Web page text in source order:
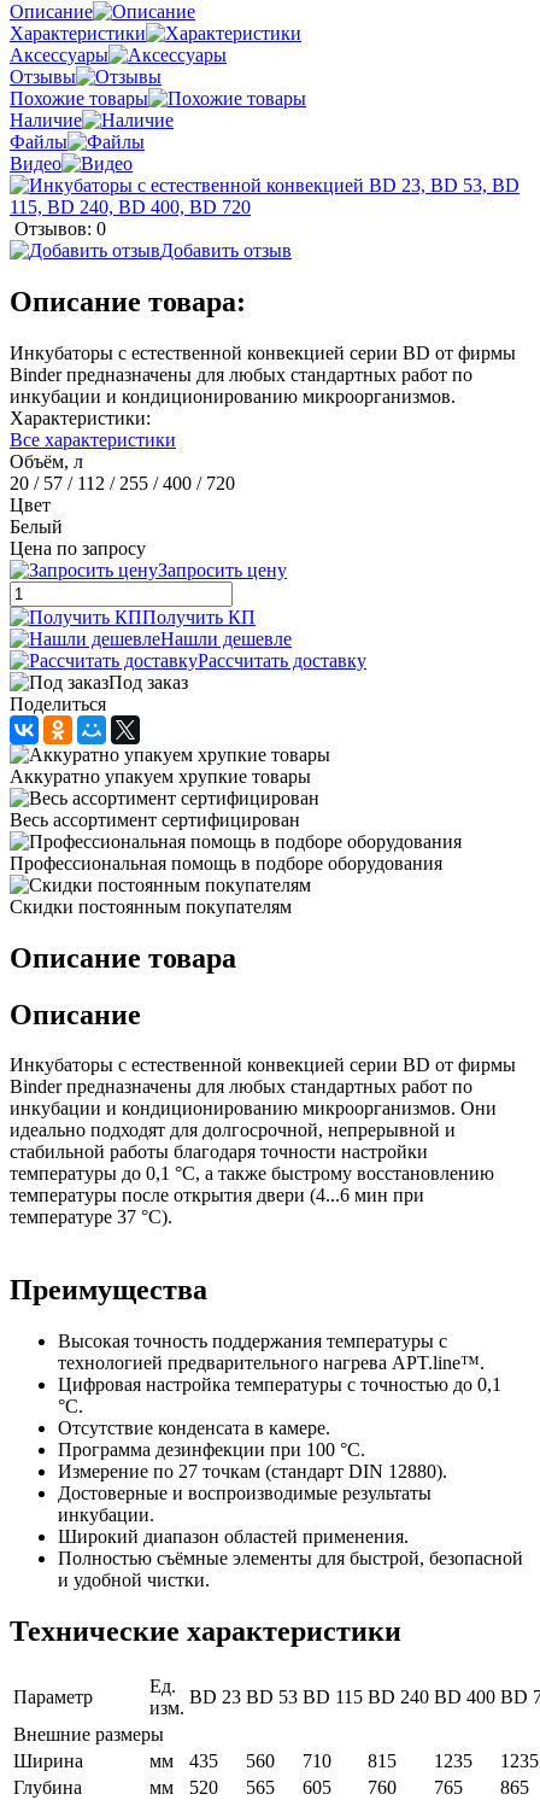
Описание
Характеристики
Аксессуары
Отзывы
Похожие товары
Наличие
Файлы
Видео
Отзывов: 0
Добавить отзыв
Описание товара:
Инкубаторы с естественной конвекцией серии BD от фирмы
Binder предназначены для любых стандартных работ по
инкубации и кондиционированию микроорганизмов.
Характеристики:
Все характеристики
Объём, л
20 / 57 / 112 / 255 / 400 / 720
Цвет
Белый
Цена по запросу
Запросить цену
Получить КП
Нашли дешевле
Рассчитать доставку
Под заказ
Поделиться
Аккуратно упакуем хрупкие товары
Весь ассортимент сертифицирован
Профессиональная помощь в подборе оборудования
Скидки постоянным покупателям
Описание товара
Описание
Инкубаторы с естественной конвекцией серии BD от фирмы
Binder предназначены для любых стандартных работ по
инкубации и кондиционированию микроорганизмов. Они
идеально подходят для долгосрочной, непрерывной и
стабильной работы благодаря точности настройки
температуры до 0,1 °C, а также быстрому восстановлению
температуры после открытия двери (4...6 мин при
температуре 37 °C).
Преимущества
Высокая точность поддержания температуры с
технологией предварительного нагрева APT.line™.
Цифровая настройка температуры с точностью до 0,1
°C.
Отсутствие конденсата в камере.
Программа дезинфекции при 100 °C.
Измерение по 27 точкам (стандарт DIN 12880).
Достоверные и воспроизводимые результаты
инкубации.
Широкий диапазон областей применения.
Полностью съёмные элементы для быстрой, безопасной
и удобной чистки.
Технические характеристики
Параметр
Ед.
изм.
BD 23 BD 53 BD 115 BD 240 BD 400 BD
Внешние размеры
Ширина
мм 435 560 710 815 1235
1235
Глубина
мм 520 565 605 760 765
865